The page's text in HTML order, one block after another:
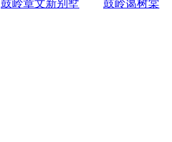
鼓岭章文新别墅
鼓岭蔼树棠